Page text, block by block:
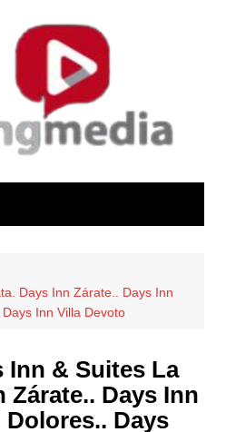
Days Inn Zárate.. Days Inn
Inn Villa Devoto
Inn & Suites La
Zárate.. Days Inn
Dolores.. Days